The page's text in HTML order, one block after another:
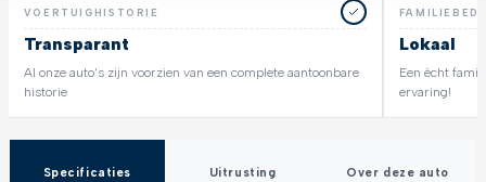
VOERTUIGHISTORIE
Transparant
Al onze auto's zijn voorzien van een complete aantoonbare
historie
Lokaal
Een écht
ervaring!
Specificaties Uitrusting Over deze auto